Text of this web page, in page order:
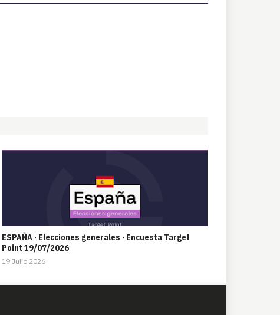
ESPAÑA · Elecciones generales · Encuesta Target
Point 19/07/2026
19 Julio 2026